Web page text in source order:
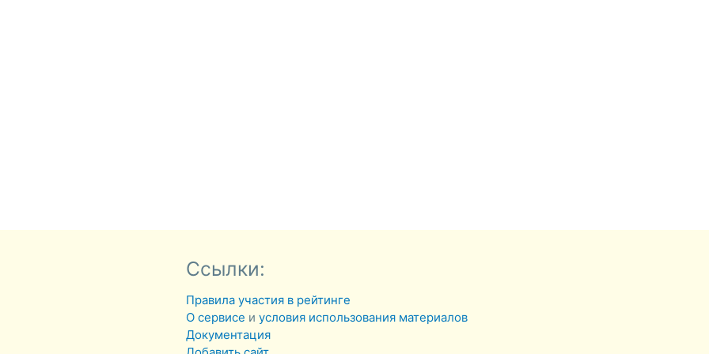
Ссылки:
Правила участия в рейтинге
О сервисе иусловия использования материалов
Документация